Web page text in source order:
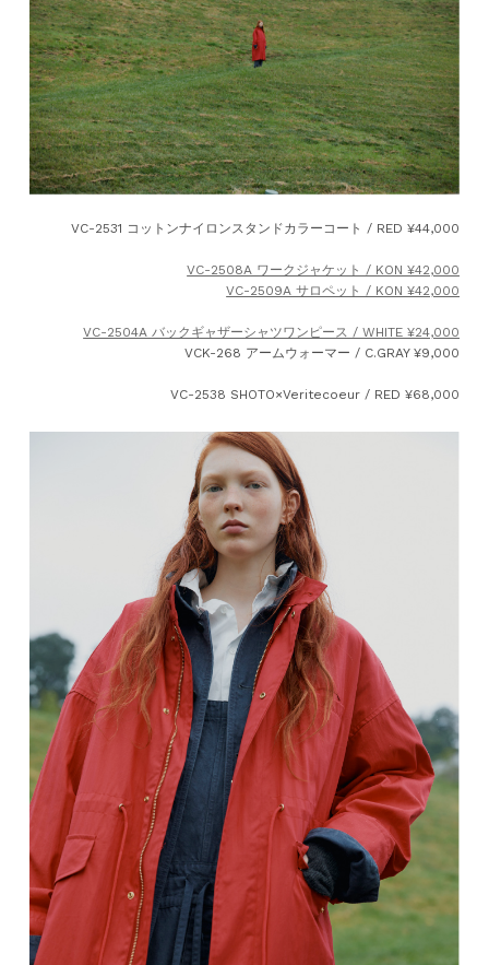
VC-2531 コットンナイロンスタンドカラーコート / RED ¥44,000
VC-2508A ワークジャケット / KON ¥42,000
VC-2509A サロペット / KON ¥42,000
VC-2504A バックギャザーシャツワンピース / WHITE ¥24,000
VCK-268 アームウォーマー / C.GRAY ¥9,000
VC-2538 SHOTO×Veritecoeur / RED ¥68,000